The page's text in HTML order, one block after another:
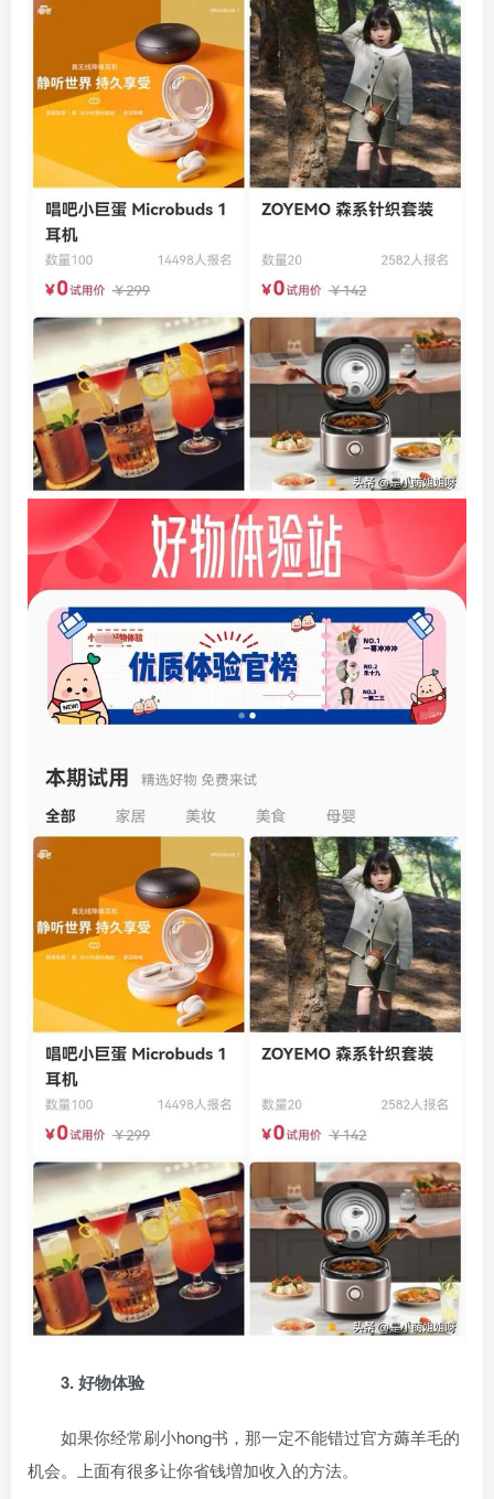
3. 好物体验
如果你经常刷小hong书，那一定不能错过官方薅羊毛的
机会。上面有很多让你省钱増加收入的方法。